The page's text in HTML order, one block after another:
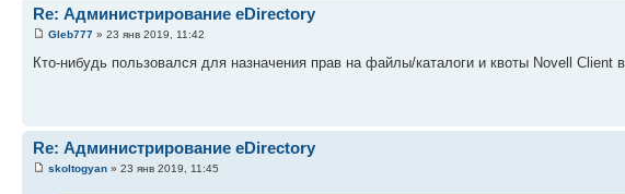
Re: Администрирование eDirectory
Gleb777 » 23 янв 2019, 11:42
Кто-нибудь пользовался для назначения прав на файлы/каталоги и квоты Novell
Re: Администрирование eDirectory
skoltogyan » 23 янв 2019, 11:45